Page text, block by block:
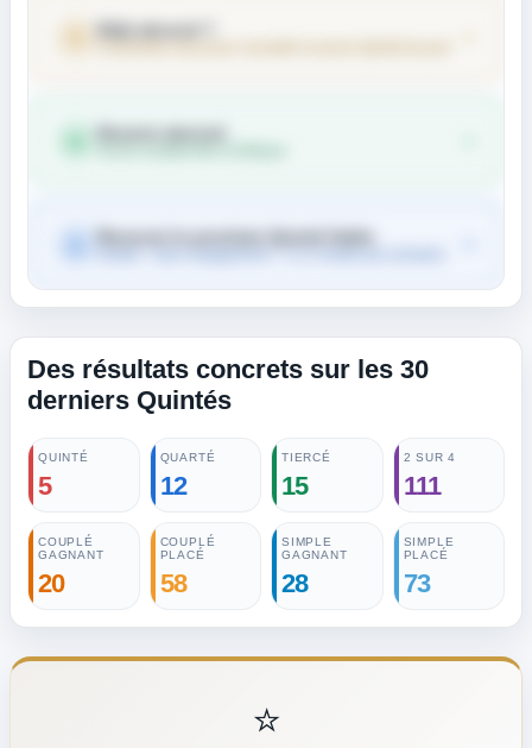
Déjà abonné ?
Devenir abonné
Recevoir le prochain Quinté fiable
Accéder à la sélection complète →
Des résultats concrets sur les 30
derniers Quintés
QUINTÉ
5
QUARTÉ
12
TIERCÉ
15
2 SUR 4
111
COUPLÉ
GAGNANT
20
COUPLÉ
PLACÉ
58
SIMPLE
GAGNANT
28
SIMPLE
PLACÉ
73
⭐